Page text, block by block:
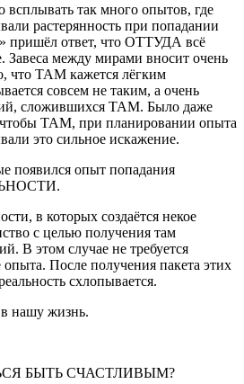
всплывать так много опытов, где
растерянность при попадании
пришёл ответ, что ОТТУДА всё
Завеса между мирами вносит очень
что ТАМ кажется лёгким
совсем не таким, а очень
сложившихся ТАМ. Было даже
чтобы ТАМ, при планировании опыта
это сильное искажение.
появился опыт попадания
в которых создаётся некое
с целью получения там
В этом случае не требуется
После получения пакета этих
схлопывается.
в нашу жизнь.
БЫТЬ СЧАСТЛИВЫМ?